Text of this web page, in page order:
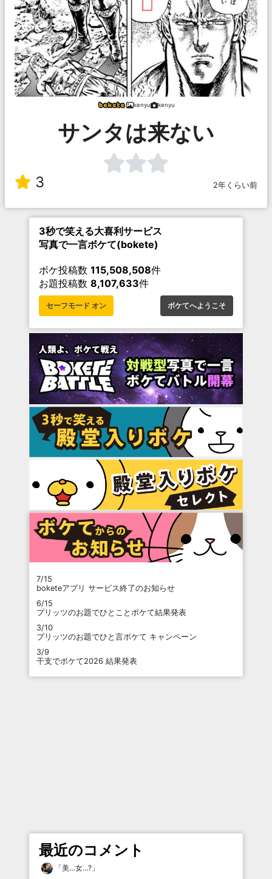
kenyu kenyu
サンタは来ない
3 2年くらい前
3秒で笑える大喜利サービス
写真で一言ボケて(bokete)
ボケ投稿数 115,508,508件
お題投稿数 8,107,633件
セーフモード オン ボケてへようこそ
7/15
boketeアプリ サービス終了のお知らせ
6/15
プリッツのお題でひとことボケて結果発表
3/10
プリッツのお題でひと言ボケて キャンペーン
3/9
干支でボケて2026 結果発表
最近のコメント
「美…女…? 」